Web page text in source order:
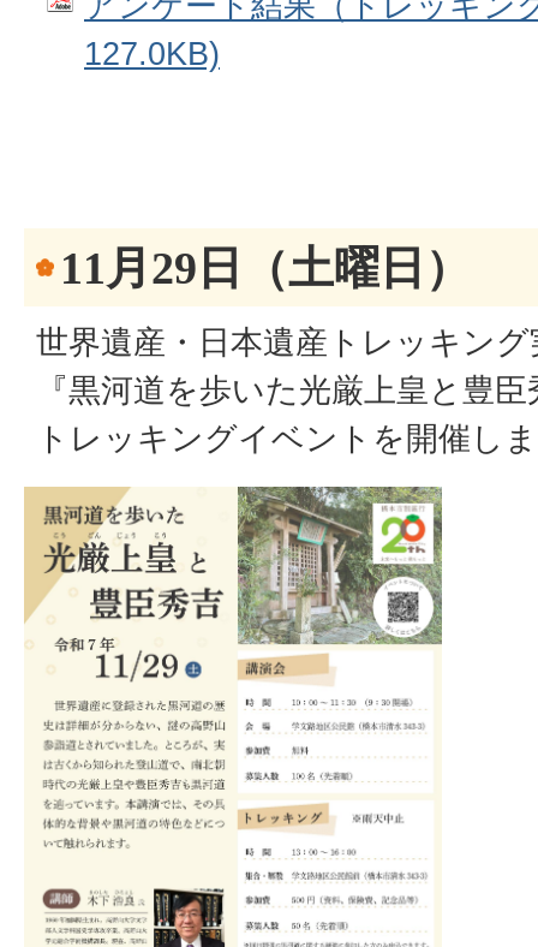
127.0KB)
11月29日（土曜日）
世界遺産・日本遺産トレッキン
『黒河道を歩いた光厳上皇と豊
トレッキングイベントを開催し